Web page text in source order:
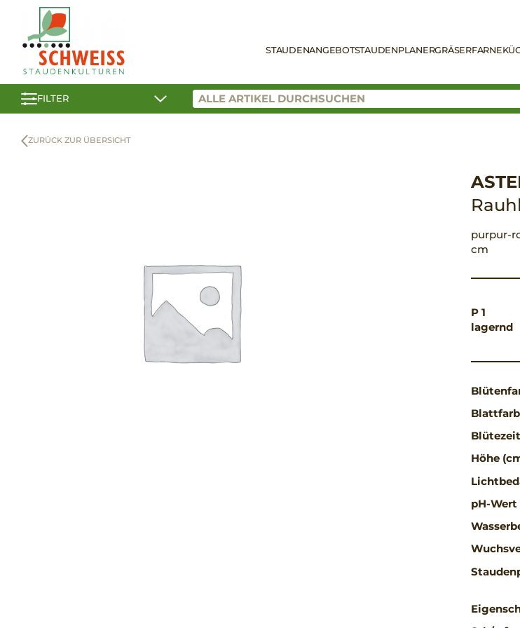
STAUDENANGEBOTSTAUDENPLANERGRÄSERFARNE
FILTER
ZURÜCK ZUR ÜBERSICHT
purpur-
cm
P 1
lagernd
Blütezeit
Höhe
pH-Wert